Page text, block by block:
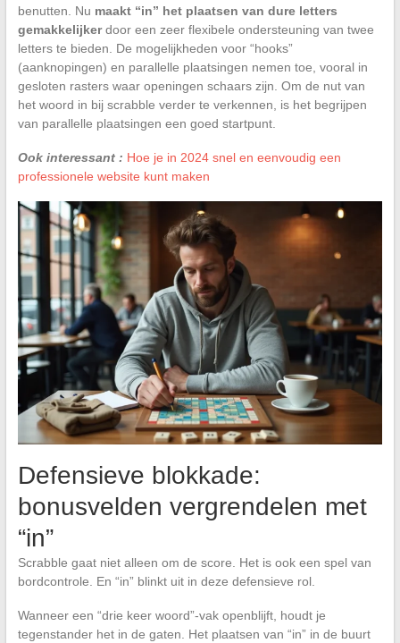
benutten. Nu maakt “in” het plaatsen van dure letters
gemakkelijkerdoor een zeer flexibele ondersteuning van twee
letters te bieden. De mogelijkheden voor “hooks”
(aanknopingen) en parallelle plaatsingen nemen toe, vooral in
gesloten rasters waar openingen schaars zijn. Om de nut van
het woord in bij scrabble verder te verkennen, is het begrijpen
van parallelle plaatsingen een goed startpunt.
Ook interessant : Hoe je in 2024 snel en eenvoudig een
professionele website kunt maken
Defensieve blokkade:
bonusvelden vergrendelen met
“in”
Scrabble gaat niet alleen om de score. Het is ook een spel van
bordcontrole. En “in” blinkt uit in deze defensieve rol.
Wanneer een “drie keer woord”-vak openblijft, houdt je
tegenstander het in de gaten. Het plaatsen van “in” in de buurt